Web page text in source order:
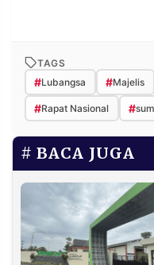
TAGS
#Lubangsa #Majelis
#Rapat Nasional #
BACA JUGA